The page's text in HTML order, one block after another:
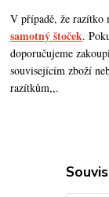
V případě, že razítko
samotný štoček.
doporučujeme
souvisejícím zboží
razítkům,,.